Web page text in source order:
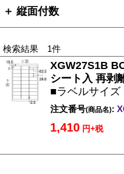
＋ 縦面付数
検索結果 1件
XGW27S1B
シート入 再剥
■ラベルサイズ
注文番号(商品名):
1,410 円+税